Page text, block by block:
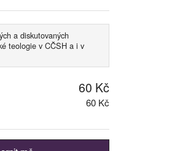
a diskutovaných
teologie v CČSH a i v
60 Kč
60 Kč